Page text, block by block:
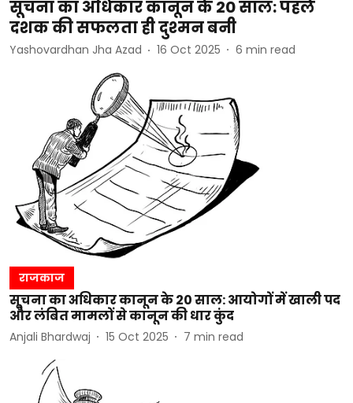
सूचना का अधिकार कानून के 20 साल: पहले
दशक की सफलता ही दुश्मन बनी
Yashovardhan Jha Azad 16 Oct 2025 6 min read
राजकाज
सूचना का अधिकार कानून के 20 साल: आयोगों में खाली पद
और लंबित मामलों से कानून की धार कुंद
Anjali Bhardwaj 15 Oct 2025 7 min read